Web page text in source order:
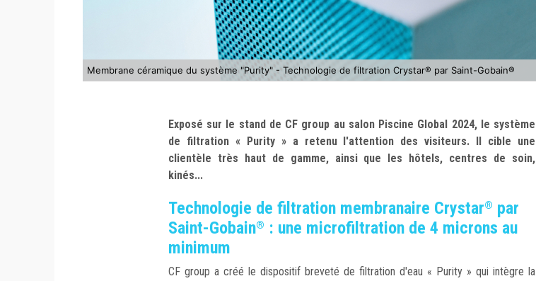
Membrane céramique du système "Purity" - Technologie de filtration Crystar® par Saint-Gobain®
Exposé sur le stand de CF group au salon Piscine Global 2024, le système
de filtration « Purity » a retenu l'attention des visiteurs. Il cible une
clientèle très haut de gamme, ainsi que les hôtels, centres de soin,
kinés...
Technologie de filtration membranaire Crystar® par
Saint-Gobain® : une microfiltration de 4 microns au
minimum
CF group a créé le dispositif breveté de filtration d'eau « Purity » qui intègre la